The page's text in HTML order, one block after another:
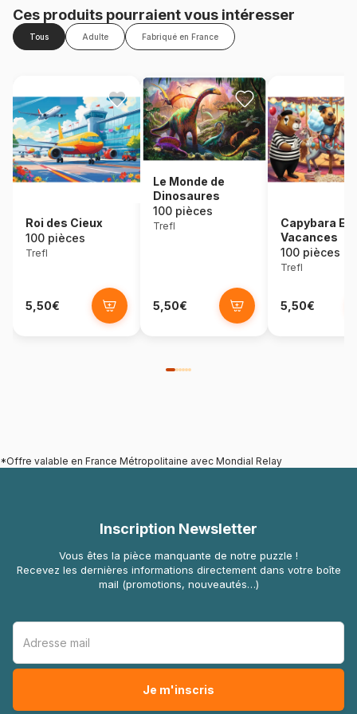
Ces produits pourraient vous intéresser
Tous Adulte Fabriqué en France
Roi des Cieux
100 pièces
Trefl
5,50€
Le Monde de
Dinosaures
100 pièces
Trefl
5,50€
Capybara En
Vacances
100 pièces
Trefl
5,50€
*Offre valable en France Métropolitaine avec Mondial Relay
Inscription Newsletter
Vous êtes la pièce manquante de notre puzzle !
Recevez les dernières informations directement dans votre boîte
mail (promotions, nouveautés…)